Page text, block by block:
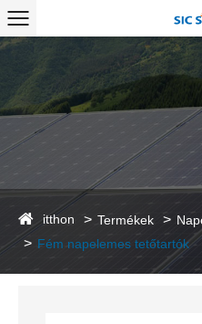
itthon Termékek
Fém napelemes tetőtartók